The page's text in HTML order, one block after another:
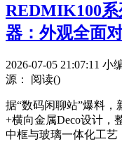
REDMIK100
器：外观全面
2026-07-05 21:07:11 小
源：
阅读()
据“数码闲聊站”爆料
+横向金属Deco设计，
中框与玻璃一体化工艺